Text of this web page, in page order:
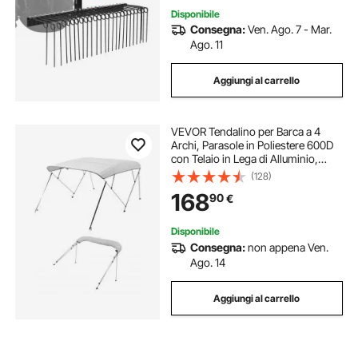
Disponibile
Consegna:Ven. Ago. 7 - Mar.
Ago. 11
Aggiungi al carrello
VEVOR Tendalino per Barca a 4
Archi, Parasole in Poliestere 600D
con Telaio in Lega di Alluminio,
Tettoia Parasole Impermeabile con
Borsa Portaoggetti, Larghezza 170 a
183 cm Grigio Chiaro
(128)
16890€
Disponibile
Consegna:non appena Ven.
Ago. 14
Aggiungi al carrello